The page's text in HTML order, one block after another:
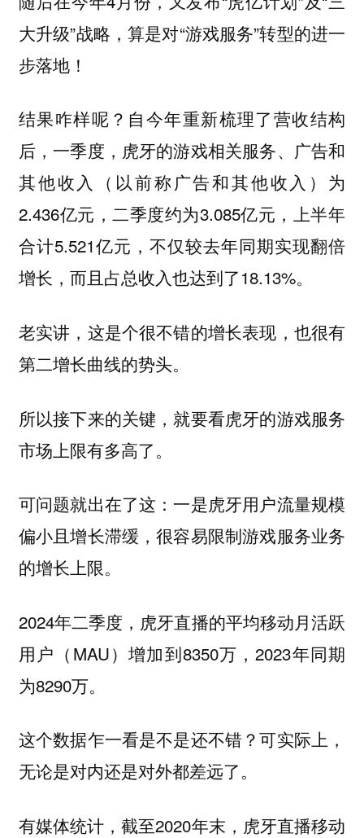
大升级”战略，算是对“游戏服务”转型的进一
步落地！
结果咋样呢？自今年重新梳理了营收结构
后，一季度，虎牙的游戏相关服务、广告和
其他收入（以前称广告和其他收入）为
2.436亿元，二季度约为3.085亿元，上半年
合计5.521亿元，不仅较去年同期实现翻倍
增长，而且占总收入也达到了18.13%。
老实讲，这是个很不错的增长表现，也很有
第二增长曲线的势头。
所以接下来的关键，就要看虎牙的游戏服务
市场上限有多高了。
可问题就出在了这：一是虎牙用户流量规模
偏小且增长滞缓，很容易限制游戏服务业务
的增长上限。
2024年二季度，虎牙直播的平均移动月活跃
用户（MAU）增加到8350万，2023年同期
为8290万。
这个数据乍一看是不是还不错？可实际上，
无论是对内还是对外都差远了。
有媒体统计，截至2020年末，虎牙直播移动